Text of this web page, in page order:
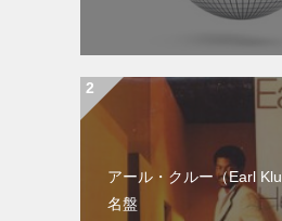
アール・クルー（Earl
名盤